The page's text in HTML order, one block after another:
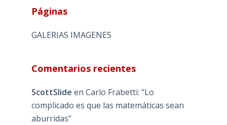
Páginas
GALERIAS IMAGENES
Comentarios recientes
ScottSlide en Carlo Frabetti: “Lo
complicado es que las matemáticas sean
aburridas”